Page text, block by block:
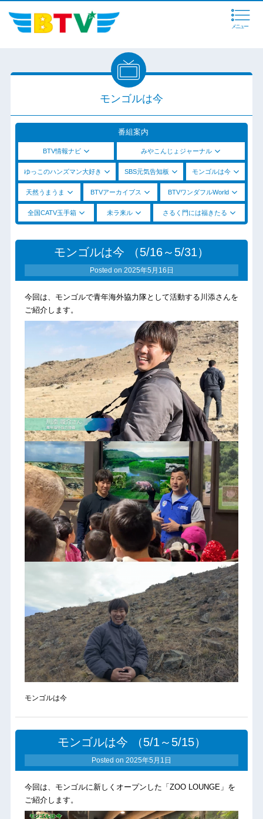
メニュー
モンゴルは今
番組案内
BTV情報ナビ みやこんじょジャーナル
ゆっこのハンズマン大好き SBS元気告知板 モンゴルは今
天然うまうま BTVアーカイブス BTVワンダフルWorld
全国CATV玉手箱 未ラ来ル さるく門には福きたる
モンゴルは今 （5/16～5/31）
Posted on 2025年5月16日
今回は、モンゴルで青年海外協力隊として活動する川添さんを
ご紹介します。
モンゴルは今
モンゴルは今 （5/1～5/15）
Posted on 2025年5月1日
今回は、モンゴルに新しくオープンした「ZOO LOUNGE」を
ご紹介します。